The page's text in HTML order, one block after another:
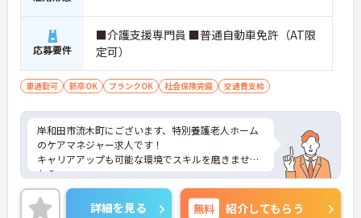
応募要件
■介護支援専門員 ■普通自動車免許（AT限
定可）
車通勤可 新卒OK ブランクOK 社会保険完備 交通費支給
岸和田市流木町にございます、特別養護老人ホーム
のケアマネジャー求人です！
キャリアアップも可能な環境でスキルを磨きません
か？
ご興味のある方は、マイナビ介護職までお問い合わ
せください。詳細を見る 無料 紹介してもらう